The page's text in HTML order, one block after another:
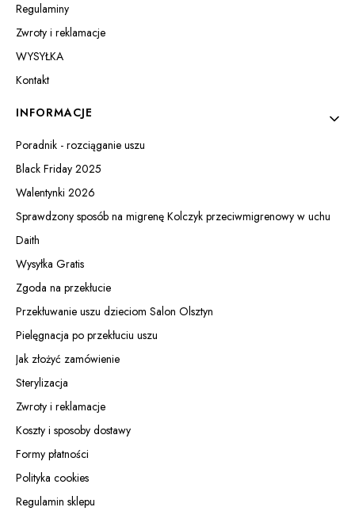
Regulaminy
Zwroty i reklamacje
WYSYŁKA
Kontakt
INFORMACJE
Poradnik - rozciąganie uszu
Black Friday 2025
Walentynki 2026
Sprawdzony sposób na migrenę Kolczyk przeciwmigrenowy w uchu
Daith
Wysyłka Gratis
Zgoda na przekłucie
Przekłuwanie uszu dzieciom Salon Olsztyn
Pielęgnacja po przekłuciu uszu
Jak złożyć zamówienie
Sterylizacja
Zwroty i reklamacje
Koszty i sposoby dostawy
Formy płatności
Polityka cookies
Regulamin sklepu